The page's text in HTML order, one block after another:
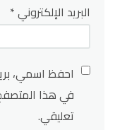
البريد الإلكتروني*
احفظ اسمي،
في هذا
تعليقي.